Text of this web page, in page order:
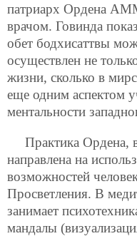
патриарх Ордена
врачом. Говинда
обет бодхисаттвы
осуществлен не
жизни, сколько в
еще одним аспектом
ментальности
Практика Ордена,
направлена на
возможностей
Просветления. В
занимает
мандалы